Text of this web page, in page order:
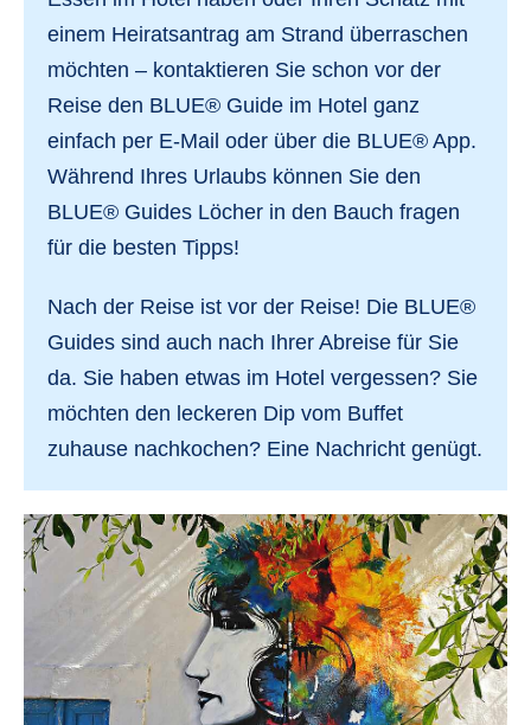
einem Heiratsantrag am Strand überraschen
möchten – kontaktieren Sie schon vor der
Reise den BLUE® Guide im Hotel ganz
einfach per E-Mail oder über die BLUE® App.
Während Ihres Urlaubs können Sie den
BLUE® Guides Löcher in den Bauch fragen
für die besten Tipps!
Nach der Reise ist vor der Reise! Die BLUE®
Guides sind auch nach Ihrer Abreise für Sie
da. Sie haben etwas im Hotel vergessen? Sie
möchten den leckeren Dip vom Buffet
zuhause nachkochen? Eine Nachricht genügt.